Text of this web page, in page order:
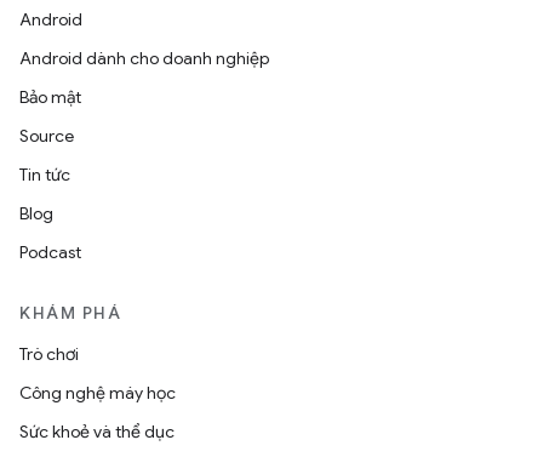
Android
Android dành cho doanh nghiệp
Bảo mật
Source
Tin tức
Blog
Podcast
KHÁM PHÁ
Trò chơi
Công nghệ máy học
Sức khoẻ và thể dục